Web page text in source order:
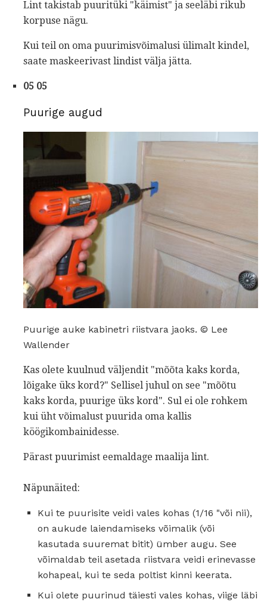
Lint takistab puuritüki "käimist" ja seeläbi rikub
korpuse nägu.
Kui teil on oma puurimisvõimalusi ülimalt kindel,
saate maskeerivast lindist välja jätta.
05 05
Puurige augud
Puurige auke kabinetri riistvara jaoks. © Lee
Wallender
Kas olete kuulnud väljendit "mõõta kaks korda,
lõigake üks kord?" Sellisel juhul on see "mõõtu
kaks korda, puurige üks kord". Sul ei ole rohkem
kui üht võimalust puurida oma kallis
köögikombainidesse.
Pärast puurimist eemaldage maalija lint.
Näpunäited:
Kui te puurisite veidi vales kohas (1/16 "või nii),
on aukude laiendamiseks võimalik (või
kasutada suuremat bitit) ümber augu. See
võimaldab teil asetada riistvara veidi erinevasse
kohapeal, kui te seda poltist kinni keerata.
Kui olete puurinud täiesti vales kohas, viige läbi